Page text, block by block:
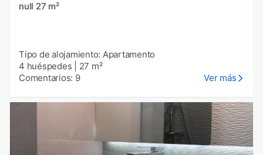
null 27 m²
Tipo de alojamiento: Apartamento
4 huéspedes
27 m²
Comentarios: 9
Ver más